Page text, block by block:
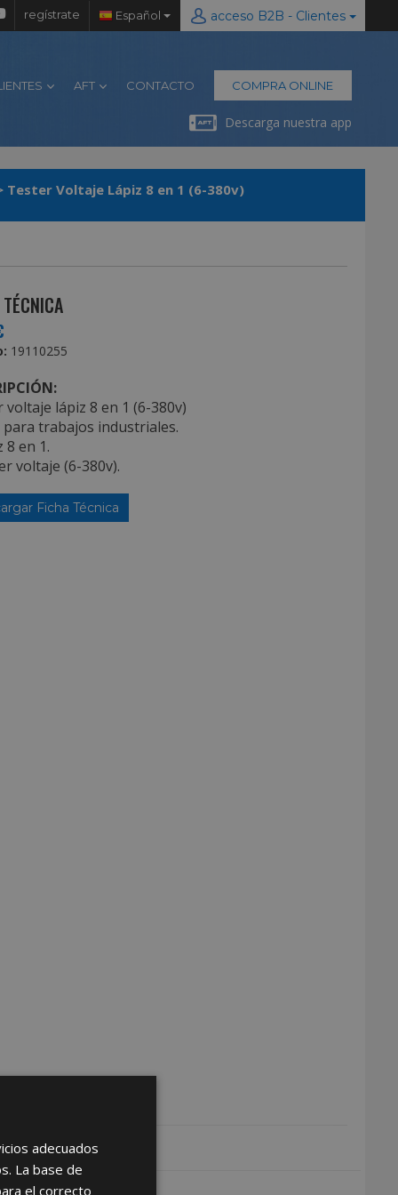
regístrate Español acceso B2B - Clientes
AFT CONTACTO COMPRA ONLINE
Descarga nuestra app
Tester Voltaje Lápiz 8 en 1 (6-380v)
19110255
voltaje lápiz 8 en 1 (6-380v)
para trabajos industriales.
8 en 1.
voltaje (6-380v).
Ficha Técnica
adecuados
La base de
el correcto